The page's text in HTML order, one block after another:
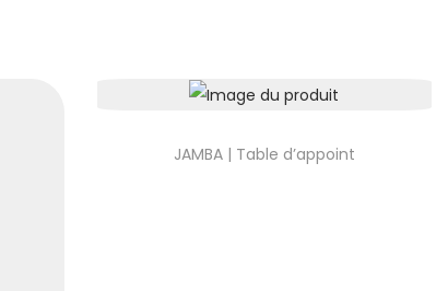
JAMBA | Table d’appoint